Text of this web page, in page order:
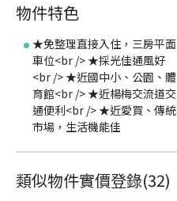
物件特色
★免整理直接入住，三房平面
車位<br /> ★採光佳通風好
<br /> ★近國中小、公園、體
育館<br /> ★近楊梅交流道交
通便利<br /> ★近愛買、傳統
市場，生活機能佳
類似物件實價登錄(32)